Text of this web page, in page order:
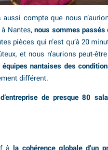
compte que nous
à Nantes,nous sommes passés
pièces qui n’est qu’à 20
et nous n’aurions peut-
nantaises des
différent.
de presque 80
à la cohérence globale d’un